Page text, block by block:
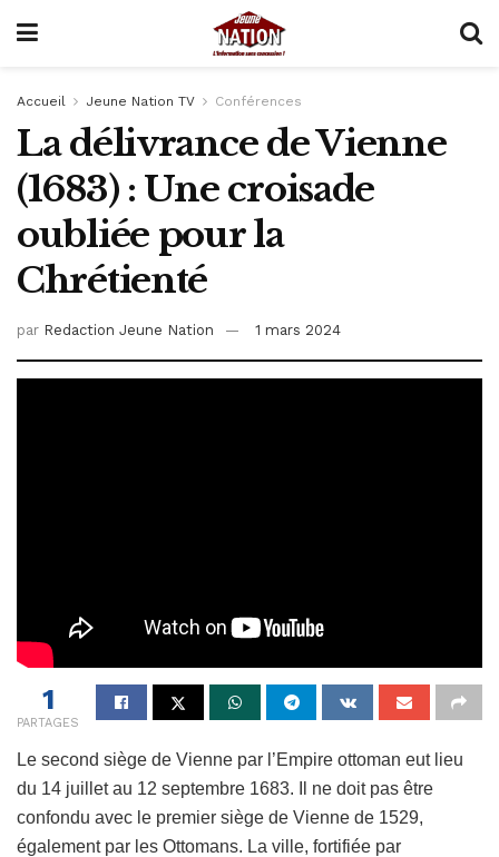
Accueil Jeune Nation TV Conférences
La délivrance de Vienne
(1683) : Une croisade
oubliée pour la
Chrétienté
par Redaction Jeune Nation 1 mars 2024
1
PARTAGES
Le second siège de Vienne par l’Empire ottoman eut lieu
du 14 juillet au 12 septembre 1683. Il ne doit pas être
confondu avec le premier siège de Vienne de 1529,
également par les Ottomans. La ville, fortifiée par